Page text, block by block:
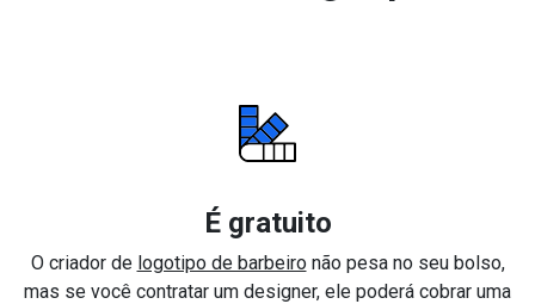
É gratuito
O criador de logotipo de barbeironão pesa no seu bolso,
mas se você contratar um designer, ele poderá cobrar uma